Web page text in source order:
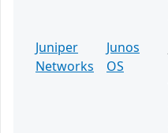
Juniper
Networks
Junos
OS